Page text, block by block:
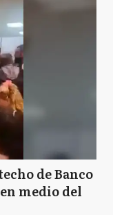
de Banco
medio del